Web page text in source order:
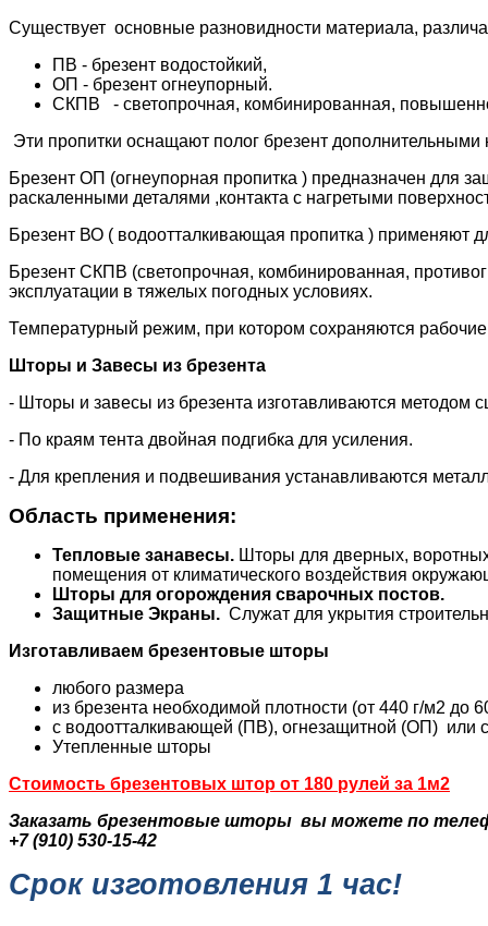
Существует основные разновидности материала,
ПВ - брезент водостойкий,
ОП - брезент огнеупорный.
СКПВ - светопрочная, комбинированная,
Эти пропитки оснащают полог брезент
Брезент ОП (огнеупорная пропитка ) предназначен для
раскаленными деталями ,контакта с нагретыми
Брезент ВО ( водоотталкивающая пропитка ) применяют
Брезент СКПВ (светопрочная, комбинированная,
эксплуатации в тяжелых погодных условиях.
Температурный режим, при котором сохраняются
Шторы и Завесы из брезента
- Шторы и завесы из брезента изготавливаются методом
- По краям тента двойная подгибка для усиления.
- Для крепления и подвешивания устанавливаются
Область применения:
Тепловые занавесы. Шторы для дверных,
помещения от климатического воздействия
Шторы для огорождения сварочных постов.
Защитные Экраны. Служат для укрытия
Изготавливаем брезентовые шторы
любого размера
из брезента необходимой плотности (от 440 г/м2 до
с водоотталкивающей (ПВ), огнезащитной (ОП)
Утепленные
Стоимость брезентовых штор от 180 рулей за 1м2
Заказать брезентовые шторы вы можете по
+7 (910) 530-15-42
Срок изготовления 1 час!